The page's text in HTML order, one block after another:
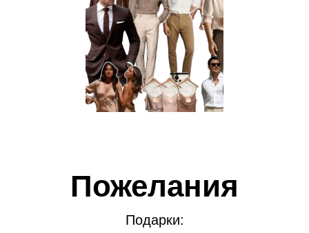
Подарки:
Пожелания